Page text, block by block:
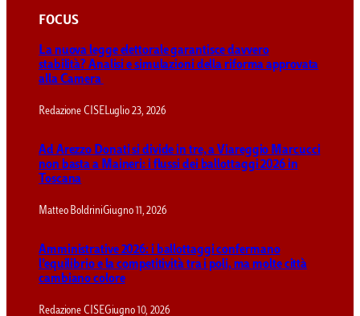
FOCUS
La nuova legge elettorale garantisce davvero
stabilità? Analisi e simulazioni della riforma approvata
alla Camera
Redazione CISELuglio 23, 2026
Ad Arezzo Donati si divide in tre, a Viareggio Marcucci
non basta a Maineri: i flussi dei ballottaggi 2026 in
Toscana
Matteo BoldriniGiugno 11, 2026
Amministrative 2026: i ballottaggi confermano
l’equilibrio e la competitività tra i poli, ma molte città
cambiano colore
Redazione CISEGiugno 10, 2026